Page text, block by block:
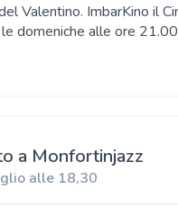
il Cinema nel prato
alle ore 21.00 dal 7 luglio
a Monfortinjazz
alle 18,30